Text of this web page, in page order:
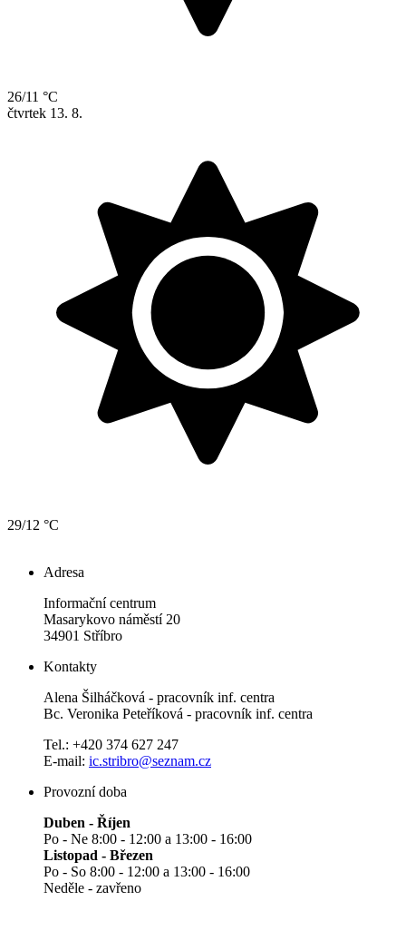
26/11 °C
čtvrtek 13. 8.
29/12 °C
Adresa
Informační centrum
Masarykovo náměstí 20
34901 Stříbro
Kontakty
Alena Šilháčková - pracovník inf. centra
Bc. Veronika Peteříková - pracovník inf. centra
Tel.: +420 374 627 247
E-mail: ic.stribro@seznam.cz
Provozní doba
Duben - Říjen
Po - Ne 8:00 - 12:00 a 13:00 - 16:00
Listopad - Březen
Po - So 8:00 - 12:00 a 13:00 - 16:00
Neděle - zavřeno